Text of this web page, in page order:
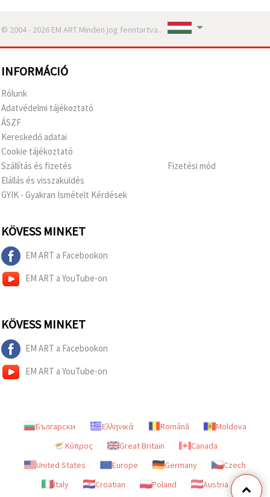
© 2004 - 2026 EM ART Minden jog fenntartva..
INFORMÁCIÓ
Rólunk
Adatvédelmi tájékoztató
ÁSZF
Kereskedő adatai
Cookie tájékoztató
Szállítás és fizetés
Elállás és visszaküldés
GYIK - Gyakran Ismételt Kérdések
Fizetési mód
KÖVESS MINKET
EM ART a Facebookon
EM ART a YouTube-on
KÖVESS MINKET
EM ART a Facebookon
EM ART a YouTube-on
Български Ελληνικά Română
Moldova
Κύπρος
Great Britain
Canada
United States
Europe Germany
Czech
Italy
Croatian Poland Austria